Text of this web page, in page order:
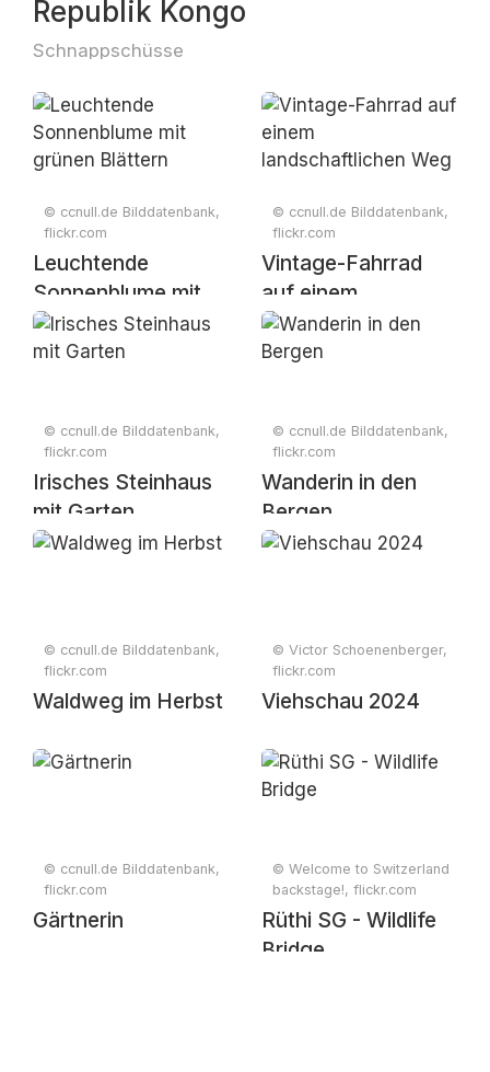
Republik Kongo
Schnappschüsse
© ccnull.de Bilddatenbank,
flickr.com
Leuchtende
Sonnenblume mit
grünen Blättern
© ccnull.de Bilddatenbank,
flickr.com
Vintage-Fahrrad
auf einem
landschaftlichen
Weg
© ccnull.de Bilddatenbank,
flickr.com
Irisches Steinhaus
mit Garten
© ccnull.de Bilddatenbank,
flickr.com
Wanderin in den
Bergen
© ccnull.de Bilddatenbank,
flickr.com
Waldweg im Herbst
© Victor Schoenenberger,
flickr.com
Viehschau 2024
© ccnull.de Bilddatenbank,
flickr.com
Gärtnerin
© Welcome to Switzerland
backstage!, flickr.com
Rüthi SG - Wildlife
Bridge